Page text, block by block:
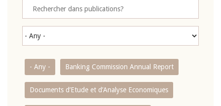
- Any - Banking Commission Annual Report
Documents d’Etude et d’Analyse Economiques